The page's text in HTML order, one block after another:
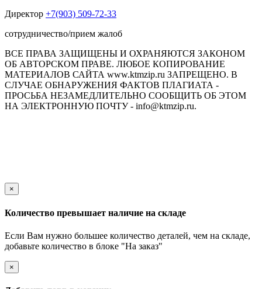
Директор +7(903) 509-72-33
сотрудничество/прием жалоб
ВСЕ ПРАВА ЗАЩИЩЕНЫ И ОХРАНЯЮТСЯ ЗАКОНОМ
ОБ АВТОРСКОМ ПРАВЕ. ЛЮБОЕ КОПИРОВАНИЕ
МАТЕРИАЛОВ САЙТА www.ktmzip.ru ЗАПРЕЩЕНО. В
СЛУЧАЕ ОБНАРУЖЕНИЯ ФАКТОВ ПЛАГИАТА -
ПРОСЬБА НЕЗАМЕДЛИТЕЛЬНО СООБЩИТЬ ОБ ЭТОМ
НА ЭЛЕКТРОННУЮ ПОЧТУ - info@ktmzip.ru.
×
Количество превышает наличие на складе
Если Вам нужно большее количество деталей, чем на складе,
добавьте количество в блоке "На заказ"
×